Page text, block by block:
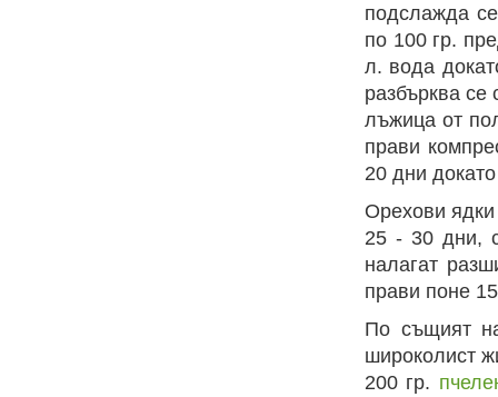
подслажда
по 100 гр.
л. вода
разбърква се
лъжица от
прави
20 дни
Орехови
25 - 30 дни,
налагат
прави поне
По същият
широколист
200 гр.